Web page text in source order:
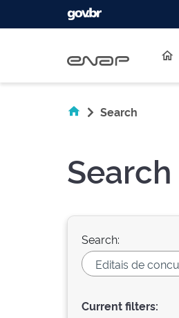
Search
Search
Search:
Current filters: